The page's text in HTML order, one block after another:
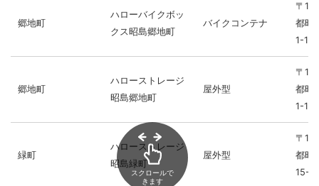
郷地町
ハローバイクボッ
クス昭島郷地町
バイクコンテナ
〒
都昭
1-15
郷地町
ハローストレージ
昭島郷地町
屋外型
〒
都昭
1-15
緑町
ハローストレージ
昭島緑町
屋外型
〒
都昭
15-8
スクロールで
きます